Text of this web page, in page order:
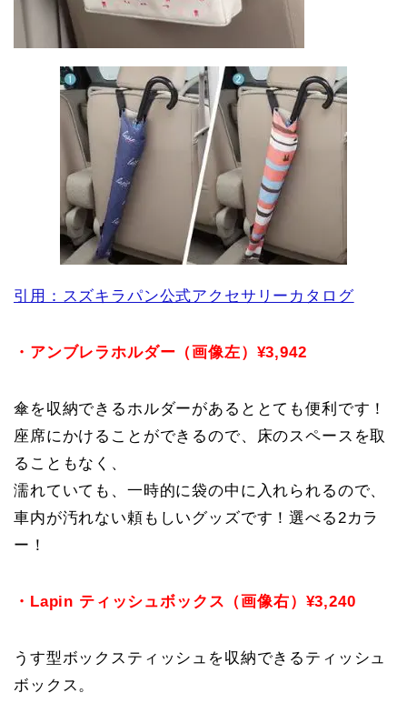
引用：スズキラパン公式アクセサリーカタログ
・アンブレラホルダー（画像左）¥3,942
傘を収納できるホルダーがあるととても便利です！
座席にかけることができるので、床のスペースを取
ることもなく、
濡れていても、一時的に袋の中に入れられるので、
車内が汚れない頼もしいグッズです！選べる2カラ
ー！
・Lapin ティッシュボックス（画像右）¥3,240
うす型ボックスティッシュを収納できるティッシュ
ボックス。